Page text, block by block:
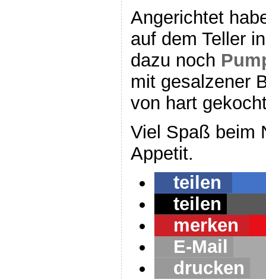
Angerichtet
auf dem Teller
dazu noch
mit gesalzener
von hart
Viel Spaß beim
Appetit.
teilen
teilen
merken
E-Mail
drucken